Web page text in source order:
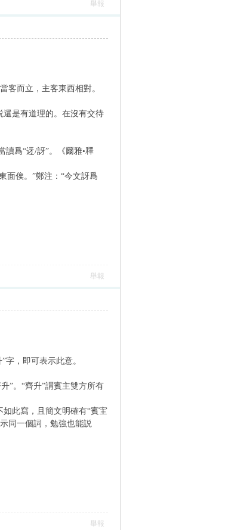
舉報
客而立，主客東西相對。
還是有道理的。在沒有交待
爲“迓/訝”。《爾雅•釋
面俟。”鄭注：“今文訝爲
舉報
，即可表示此意。
”。“齊升”謂賓主雙方所有
此寫，且簡文明確有“賓宔
同一個詞，勉強也能説
舉報